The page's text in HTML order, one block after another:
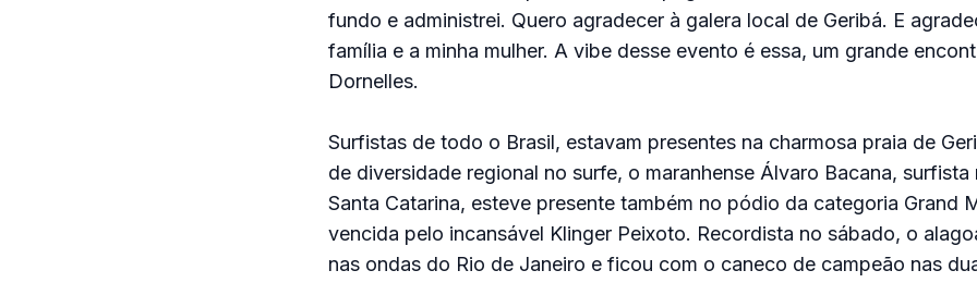
fundo e administrei. Quero agradecer à galera local de Geribá. E
família e a minha mulher. A vibe desse evento é essa, um grande
Dornelles.
Surfistas de todo o Brasil, estavam presentes na charmosa praia de
de diversidade regional no surfe, o maranhense Álvaro Bacana, surfista
Santa Catarina, esteve presente também no pódio da categoria Grand
vencida pelo incansável Klinger Peixoto. Recordista no sábado, o
nas ondas do Rio de Janeiro e ficou com o caneco de campeão nas